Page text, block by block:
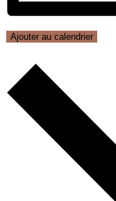
Ajouter au calendrier